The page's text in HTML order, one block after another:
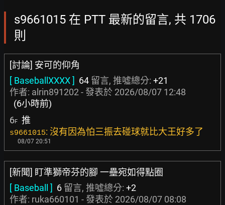
s9661015 在 PTT 最新的留言, 共 1706
則
[討論] 安可的仰角
[ BaseballXXXX ] 64 留言, 推噓總分: +21
作者: alrin891202 - 發表於 2026/08/07 12:48
(6小時前)
6F 推
s9661015: 沒有因為怕三振去碰球就比大王好多了
08/07 20:51
[新聞] 盯準獅帝芬的腳 一壘宛如得點圈
[ Baseball ] 6 留言, 推噓總分: +2
作者: ruka660101 - 發表於 2026/08/07 08:08